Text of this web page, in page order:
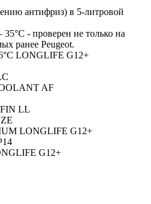
антифриз) в 5-литровой
- проверен не только на
ранее Peugeot.
LONGLIFE G12+
AF
LL
LONGLIFE G12+
G12+